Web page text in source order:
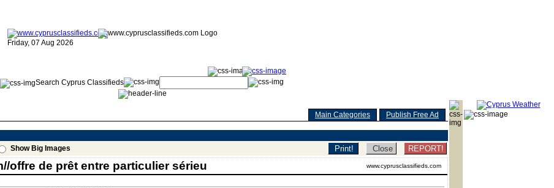
Friday, 07 Aug 2026
Search Cyprus Classifieds
Main Categories Publish Free Ad
Show Big Images REPORT!
offre de prêt entre particulier sérieu www.cyprusclassifieds.com